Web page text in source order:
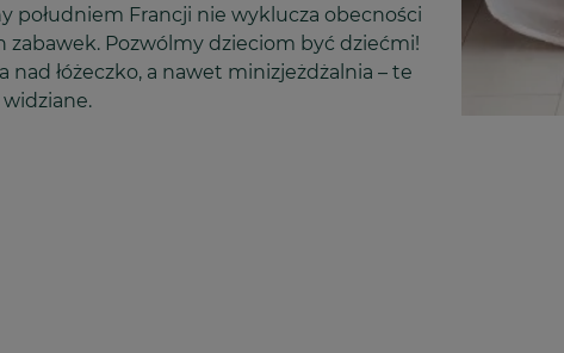
południem Francji nie wyklucza obecności
Pozwólmy dzieciom być dziećmi!
nad łóżeczko, a nawet minizjeżdżalnia – te